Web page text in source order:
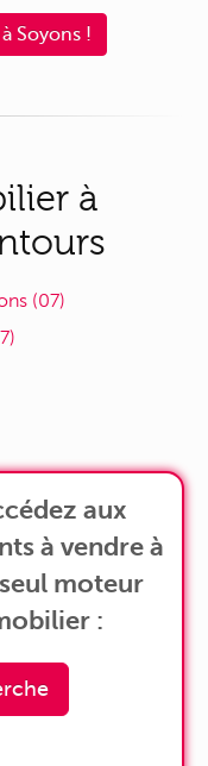
Soyons !
à
(07)
aux
à vendre à
moteur
: